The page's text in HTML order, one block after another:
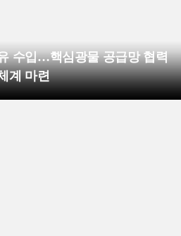
수입…핵심광물 공급망 협력
계 마련